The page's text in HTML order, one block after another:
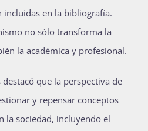
incluidas en la bibliografía.
no sólo transforma la
la académica y profesional.
que la perspectiva de
y repensar conceptos
la sociedad, incluyendo el